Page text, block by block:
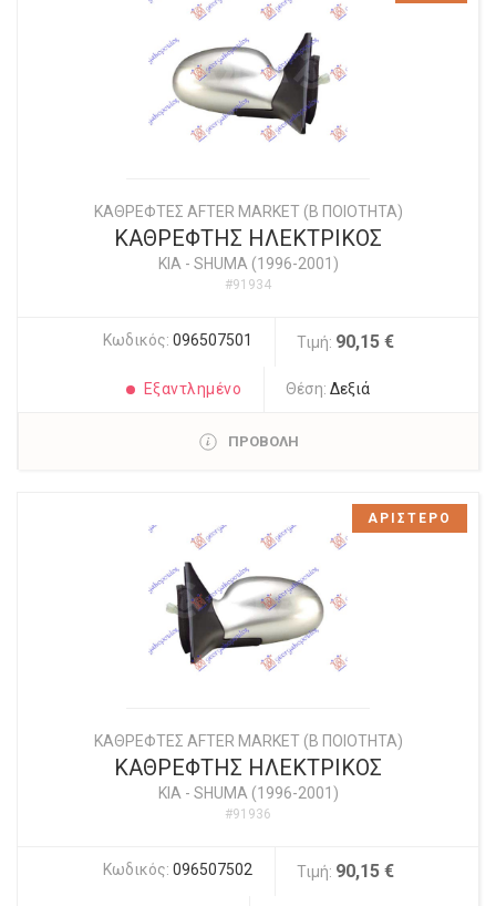
ΚΑΘΡΕΦΤΕΣ AFTER MARKET (Β ΠΟΙΟΤΗΤΑ)
ΚΑΘΡΕΦΤΗΣ ΗΛΕΚΤΡΙΚΟΣ
KIA - SHUMA (1996-2001)
#91934
Κωδικός: 096507501 Τιμή: 90,15 €
Εξαντλημένο Θέση:Δεξιά
ΠΡΟΒΟΛΗ
ΚΑΘΡΕΦΤΕΣ AFTER MARKET (Β ΠΟΙΟΤΗΤΑ)
ΚΑΘΡΕΦΤΗΣ ΗΛΕΚΤΡΙΚΟΣ
KIA - SHUMA (1996-2001)
#91936
Κωδικός: 096507502 Τιμή: 90,15 €
ΑΡΙΣΤΕΡΟ